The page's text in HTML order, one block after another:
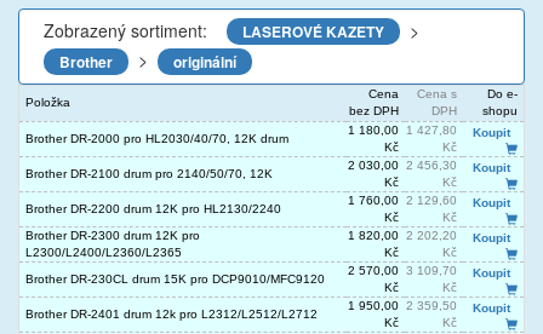
Zobrazený sortiment: LASEROVÉ KAZETY >
Brother > originální
Položka
Cena
bez DPH
Cena s
DPH
Do e-
shopu
Brother DR-2000 pro HL2030/40/70, 12K drum
1 180,00
Kč
1 427,80
Kč
Koupit
Brother DR-2100 drum pro 2140/50/70, 12K
2 030,00
Kč
2 456,30
Kč
Koupit
Brother DR-2200 drum 12K pro HL2130/2240
1 760,00
Kč
2 129,60
Kč
Koupit
Brother DR-2300 drum 12K pro
L2300/L2400/L2360/L2365
1 820,00
Kč
2 202,20
Kč
Koupit
Brother DR-230CL drum 15K pro DCP9010/MFC9120
2 570,00
Kč
3 109,70
Kč
Koupit
Brother DR-2401 drum 12k pro L2312/L2512/L2712
1 950,00
Kč
2 359,50
Kč
Koupit